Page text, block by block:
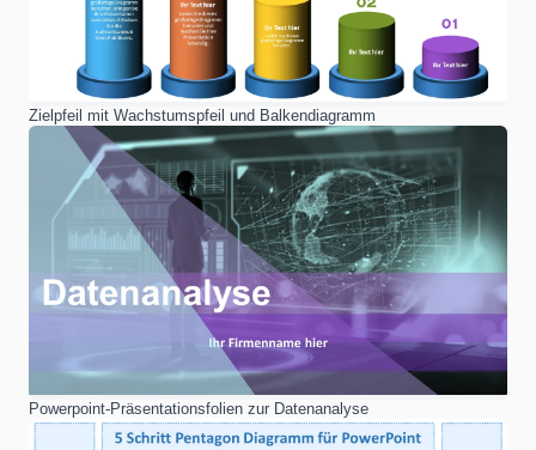
Zielpfeil mit Wachstumspfeil und Balkendiagramm
Powerpoint-Präsentationsfolien zur Datenanalyse